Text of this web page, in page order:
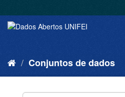
Conjuntos de dados